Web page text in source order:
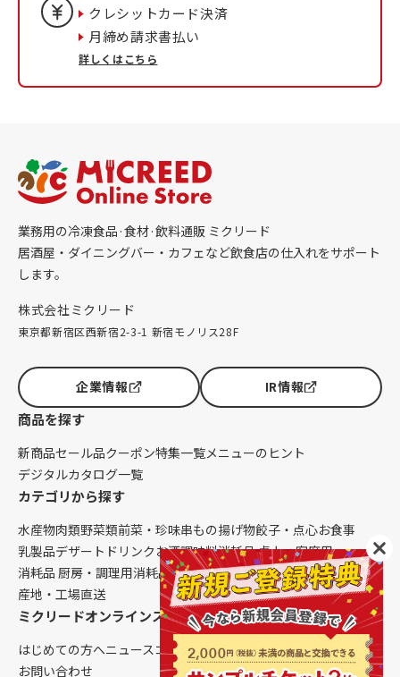
クレシットカード決済
月締め請求書払い
詳しくはこちら
業務用の冷凍食品·食材·飲料通販 ミクリード
居酒屋・ダイニングバー・カフェなど飲食店の仕入れをサポート
します。
株式会社ミクリード
東京都新宿区西新宿2-3-1 新宿モノリス28F
企業情報 IR情報
商品を探す
新商品セール品クーポン特集一覧メニューのヒント
デジタルカタログ一覧
カテゴリから探す
水産物肉類野菜類前菜・珍味串もの揚げ物餃子・点心お食事
乳製品デザート ドリンク お酒調味料消耗品 卓上・客席用
消耗品 厨房・調理用消耗品 クレンリネス生鮮品（配送便限定）
産地・工場直送
ミクリードオンラインストアについて
はじめての方へニュースコラムご利用ガイド会社概要
お問い合わせ